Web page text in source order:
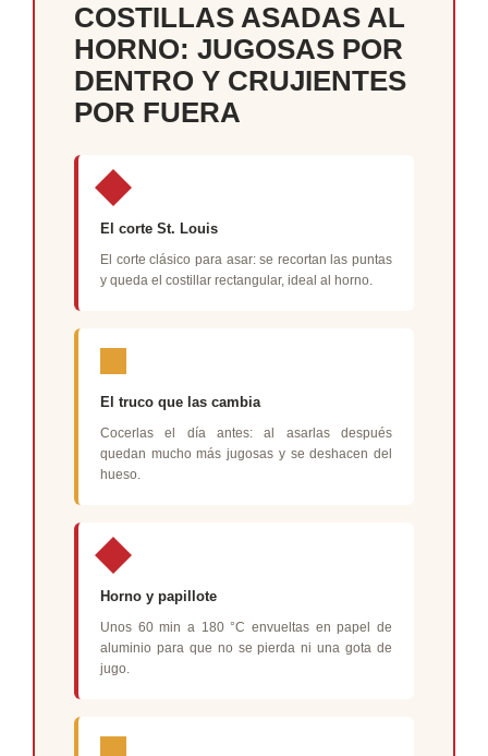
COSTILLAS ASADAS AL
HORNO: JUGOSAS POR
DENTRO Y CRUJIENTES
POR FUERA
El corte St. Louis
El corte clásico para asar: se recortan las puntas
y queda el costillar rectangular, ideal al horno.
El truco que las cambia
Cocerlas el día antes: al asarlas después
quedan mucho más jugosas y se deshacen del
hueso.
Horno y papillote
Unos 60 min a 180 °C envueltas en papel de
aluminio para que no se pierda ni una gota de
jugo.